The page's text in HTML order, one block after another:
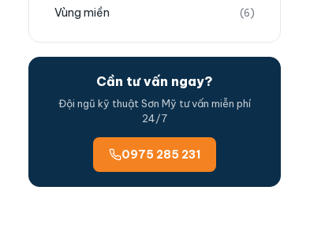
Vùng miền (6)
Cần tư vấn ngay?
Đội ngũ kỹ thuật Sơn Mỹ tư vấn miễn phí
24/7
0975 285 231